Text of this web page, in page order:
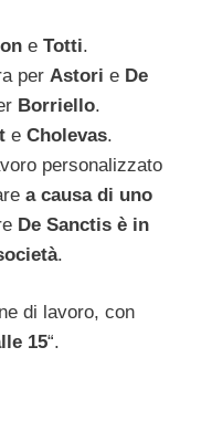
e Totti.
per Astori e De
Borriello.
e Cholevas.
personalizzato
a causa di uno
De Sanctis è in
.
di lavoro, con
15“.